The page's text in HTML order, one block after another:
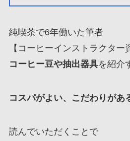
純喫茶で6年働いた筆者
【コーヒーインストラクター
コーヒー豆や抽出器具を紹介
コスパがよい、こだわりがあ
読んでいただくことで